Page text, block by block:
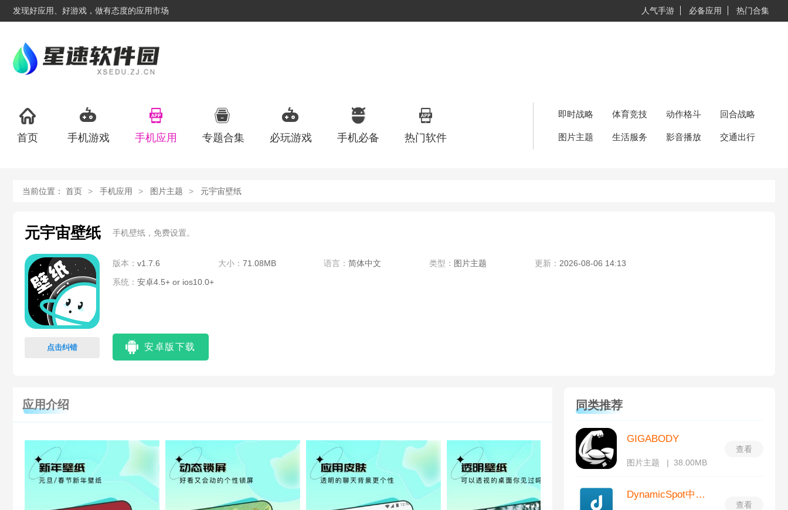
发现好应用、好游戏，做有态度的应用市场 人气手游 必备应用 热门合集
首页 手机游戏 手机应用 专题合集 必玩游戏 手机必备 热门软件
即时战略 体育竞技 动作格斗 回合战略
图片主题 生活服务 影音播放 交通出行
当前位置： 首页 手机应用 图片主题 元宇宙壁纸
元宇宙壁纸 手机壁纸，免费设置。
点击纠错
版本： v1.7.6 大小： 71.08MB 语言： 简体中文 类型： 图片主题 更新： 2026-08-06 14:13
系统： 安卓4.5+ or ios10.0+
安卓版下载
应用介绍 同类推荐
GIGABODY
图片主题 38.00MB
查看
DynamicSpot中文版
查看